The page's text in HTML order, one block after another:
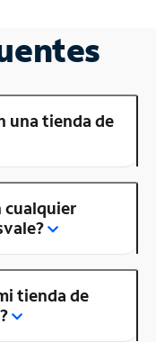
una tienda de
cualquier
tienda de